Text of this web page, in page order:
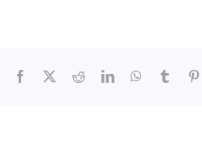
Facebook RedditLinkedInWhatsApp
Tumblr